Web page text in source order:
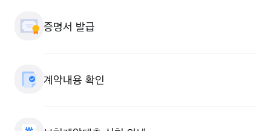
증명서 발급
계약내용 확인